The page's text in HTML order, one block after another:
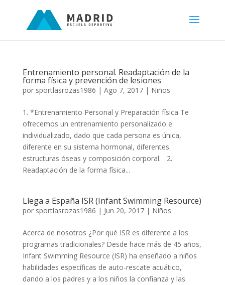
Entrenamiento personal. Readaptación de la
forma física y prevención de lesiones
por sportlasrozas1986 | Ago 7, 2017| Niños
1. *Entrenamiento Personal y Preparación física Te
ofrecemos un entrenamiento personalizado e
individualizado, dado que cada persona es única,
diferente en su sistema hormonal, diferentes
estructuras óseas y composición corporal. 2.
Readaptación de la forma física...
Llega a España ISR (Infant Swimming Resource)
por sportlasrozas1986 | Jun 20, 2017| Niños
Acerca de nosotros ¿Por qué ISR es diferente a los
programas tradicionales? Desde hace más de 45 años,
Infant Swimming Resource (ISR) ha enseñado a niños
habilidades específicas de auto-rescate acuático,
dando a los padres y a los niños la confianza y las